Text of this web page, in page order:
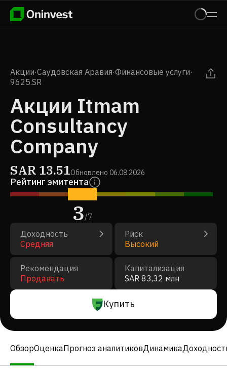
Акции·Саудовская Аравия·Финансовые услуги·
9625.SR
Акции Itmam
Consultancy
Company
SAR 13.51Обновлено 06.08.2026
Рейтинг эмитента
3/7
Доходность
Средняя
Риск
Высокий
Рекомендация
Продавать
Капитализация
SAR 83,32 млн
Купить
ОбзорОценкаПрогноз аналитиковДинамика